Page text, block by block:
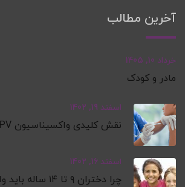
آخرین مطالب
خرداد 10, 1405
مادر و کودک
اسفند 19, 1402
نقش کلیدی واکسیناسیون HPV در پیشگیری
اسفند 16, 1402